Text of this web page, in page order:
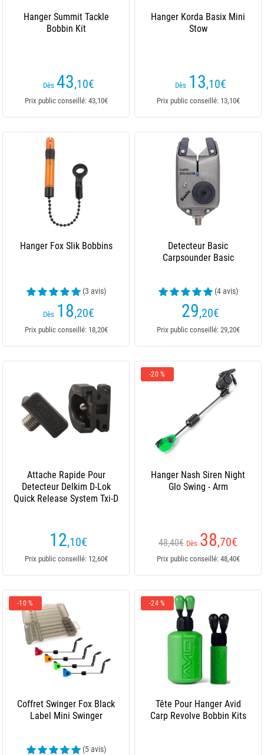
Hanger Summit Tackle
Bobbin Kit
Dès 43,10€
Prix public conseillé: 43,10€
Hanger Korda Basix Mini
Stow
Dès 13,10€
Prix public conseillé: 13,10€
Hanger Fox Slik Bobbins
(3 avis)
Dès 18,20€
Prix public conseillé: 18,20€
Detecteur Basic
Carpsounder Basic
(4 avis)
29,20€
Prix public conseillé: 29,20€
Attache Rapide Pour
Detecteur Delkim D-Lok
Quick Release System Txi-D
12,10€
Prix public conseillé: 12,60€
-20 %
Hanger Nash Siren Night
Glo Swing - Arm
48,40€ Dès 38,70€
Prix public conseillé: 48,40€
-10 %
Coffret Swinger Fox Black
Label Mini Swinger
(5 avis)
-24 %
Tête Pour Hanger Avid
Carp Revolve Bobbin Kits